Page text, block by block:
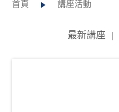
首頁 講座活動
最新講座 |